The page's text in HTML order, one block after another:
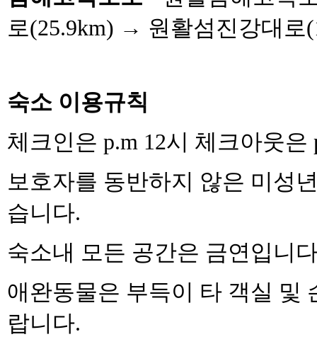
로(25.9km) → 원활섬진강대로
숙소 이용규칙
체크인은 p.m 12시 체크아웃은
보호자를 동반하지 않은 미성
습니다.
숙소내 모든 공간은 금연입니
애완동물은 부득이 타 객실 및
랍니다.